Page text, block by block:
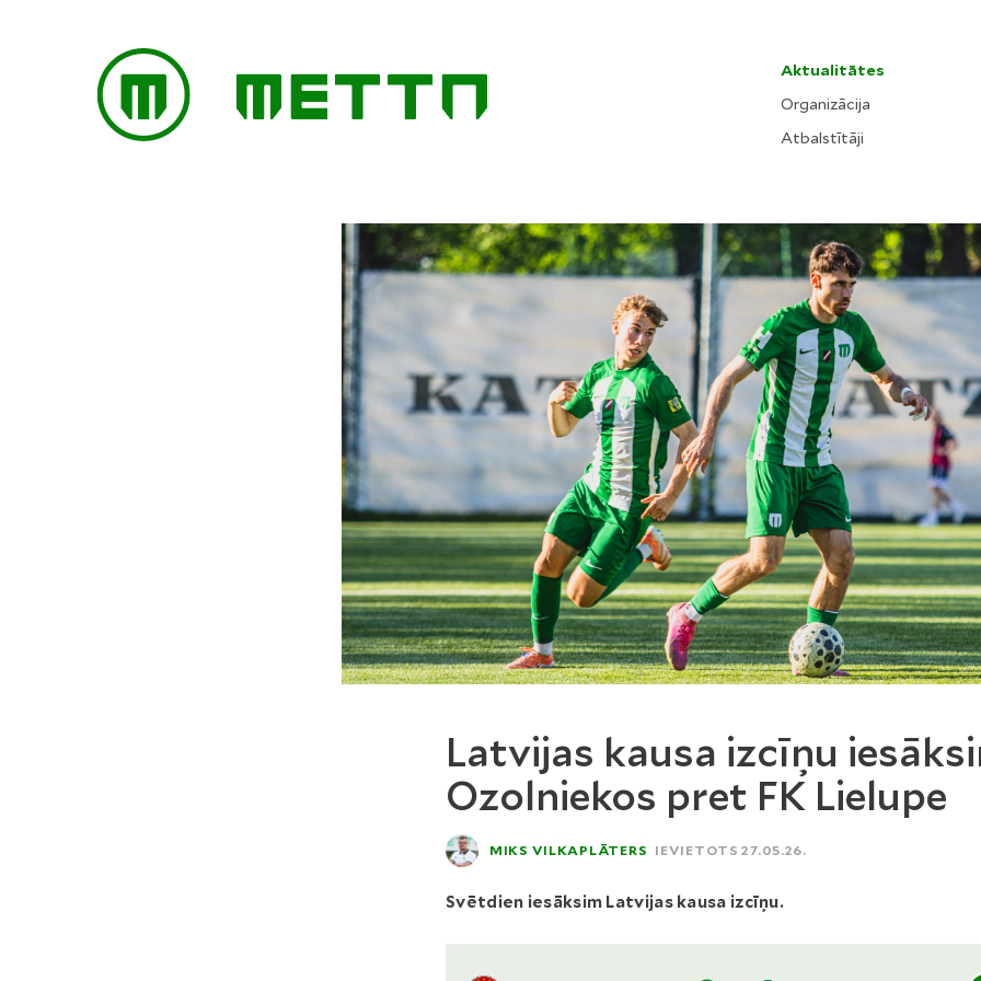
Aktualitātes
Organizācija
Atbalstītāji
Latvijas kausa izcīņu
Ozolniekos pret FK Lielupe
MIKS VILKAPLĀTERS IEVIETOTS 27.05.26.
Svētdien iesāksim Latvijas kausa izcīņu.